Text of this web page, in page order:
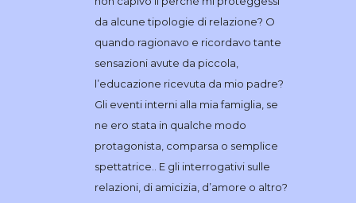
da alcune tipologie di relazione? O
quando ragionavo e ricordavo tante
sensazioni avute da piccola,
l’educazione ricevuta da mio padre?
Gli eventi interni alla mia famiglia, se
ne ero stata in qualche modo
protagonista, comparsa o semplice
spettatrice.. E gli interrogativi sulle
relazioni, di amicizia, d’amore o altro?